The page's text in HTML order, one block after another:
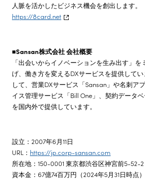
人脈を活かしたビジネス機会を創出します。
https://8card.net
■Sansan株式会社 会社概要
「出会いからイノベーションを生み出す」
げ、働き方を変えるDXサービスを提供して
して、営業DXサービス「Sansan」や名刺ア
イス管理サービス「Bill One」、契約データ
を国内外で提供しています。
設立：2007年6月11日
URL： https://jp.corp-sansan.com
所在地：150-0001 東京都渋谷区神宮前5-52-
資本金：67億74百万円（2024年5月31日時点）